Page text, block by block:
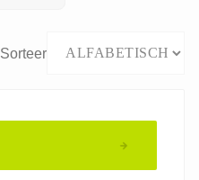
Sorteer